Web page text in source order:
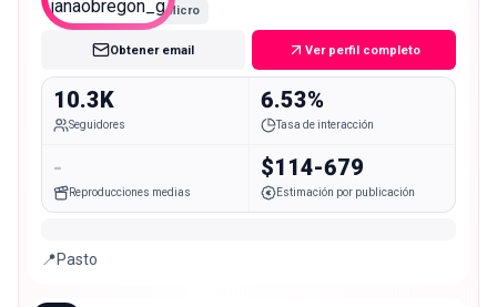
Micro
Obtener email Ver perfil completo
10.3K
Seguidores
6.53%
Tasa de interacción
-
Reproducciones medias
$114-679
Estimación por publicación
📍Pasto